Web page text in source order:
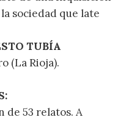
sociedad que late
TUBÍA
(La Rioja).
de 53 relatos. A